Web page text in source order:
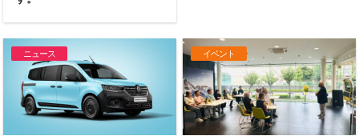
ニュース イベント